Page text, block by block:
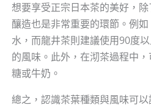
想要享受正宗日本茶的美好，
釀造也是非常重要的環節。例
水，而龍井茶則建議使用90度
的風味。此外，在沏茶過程中
糖或牛奶。
總之，認識茶葉種類與風味可